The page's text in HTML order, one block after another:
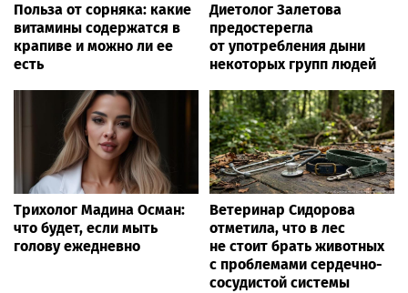
Польза от сорняка: какие
витамины содержатся в
крапиве и можно ли ее
есть
Диетолог Залетова
предостерегла
от употребления дыни
некоторых групп людей
Трихолог Мадина Осман:
что будет, если мыть
голову ежедневно
Ветеринар Сидорова
отметила, что в лес
не стоит брать животных
с проблемами сердечно-
сосудистой системы